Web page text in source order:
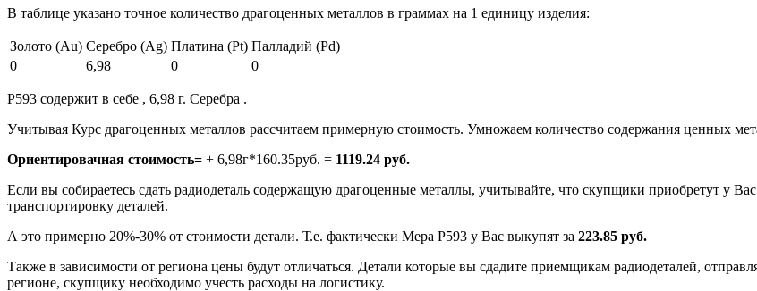
В таблице указано точное количество драгоценных металлов в граммах на 1 единицу изделия:
Золото (Au) Серебро (Ag) Платина (Pt) Палладий (Pd)
0
6,98 0 0
Р593 содержит в себе , 6,98 г. Серебра .
Учитывая Курс драгоценных металлов рассчитаем примерную стоимость. Умножаем количество содержания ценных
Ориентировачная стоимость= + 6,98г*160.35руб. = 1119.24 руб.
Если вы собираетесь сдать радиодеталь содержащую драгоценные металлы, учитывайте, что скупщики приобретут у
транспортировку деталей.
А это примерно 20%-30% от стоимости детали. Т.е. фактически Мера Р593 у Вас выкупят за 223.85 руб.
Также в зависимости от региона цены будут отличаться. Детали которые вы сдадите приемщикам радиодеталей,
регионе, скупщику необходимо учесть расходы на логистику.